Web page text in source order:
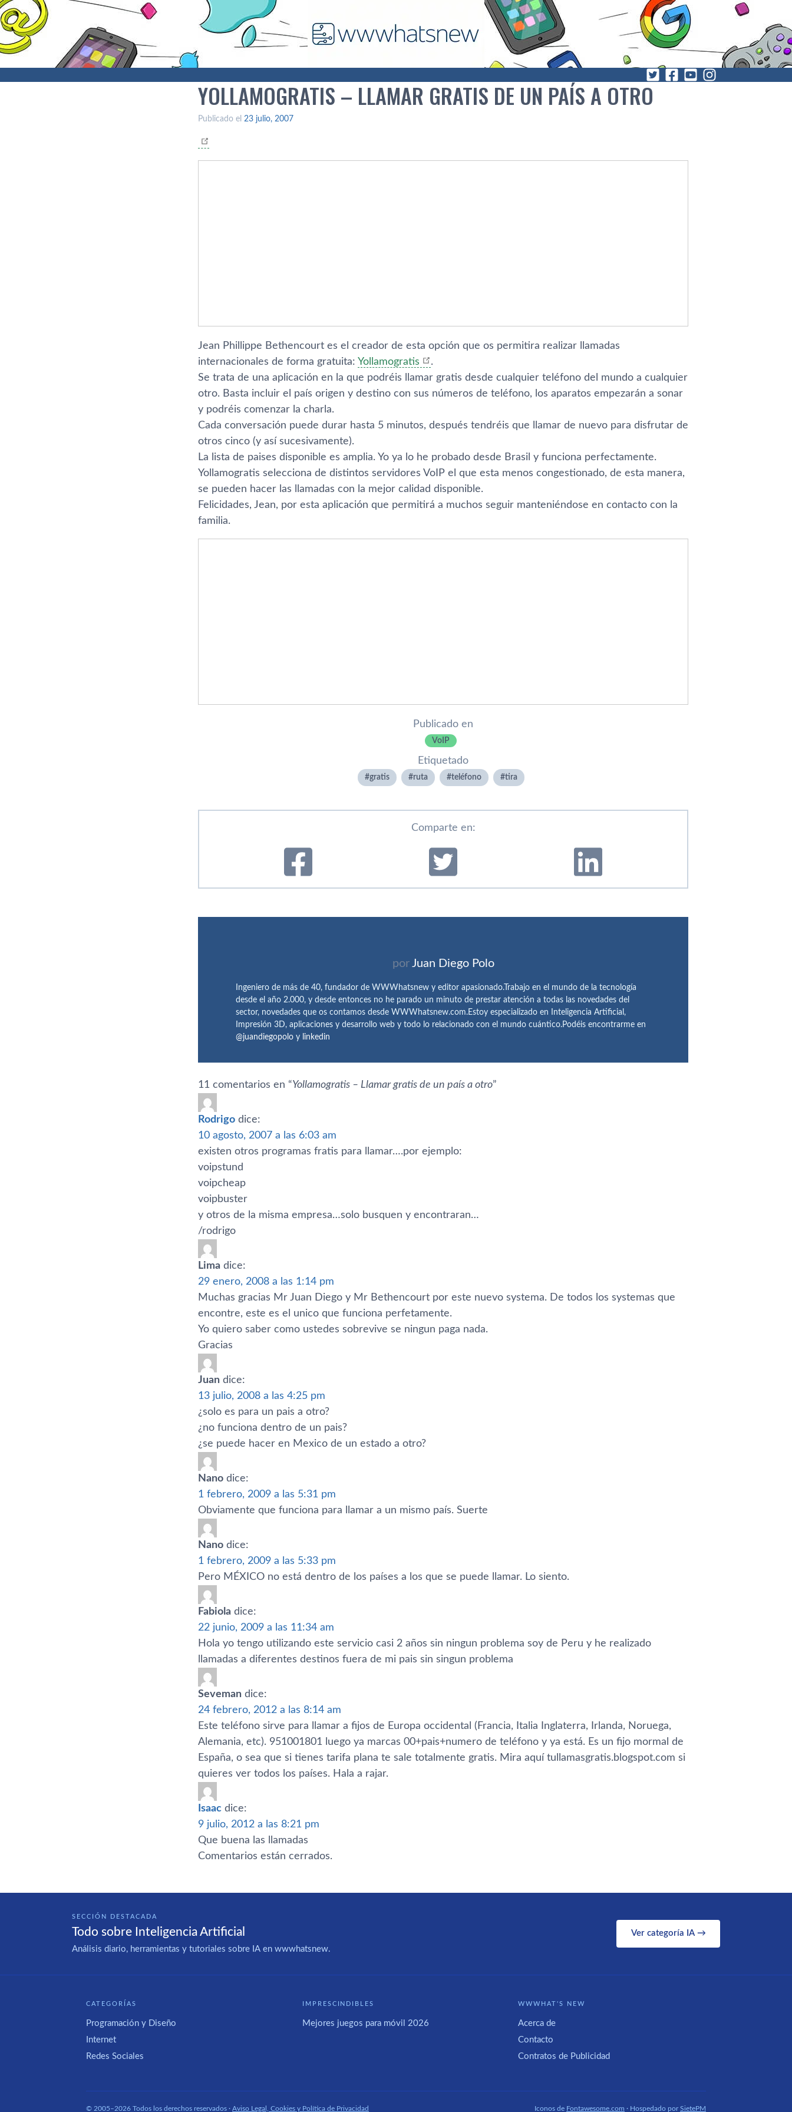
YOLLAMOGRATIS – LLAMAR GRATIS DE UN PAÍ­S A OTRO
Publicado el 23 julio, 2007
Jean Phillippe Bethencourt es el creador de esta opción que os permitira realizar llamadas
internacionales de forma gratuita: Yollamogratis
.
Se trata de una aplicación en la que podréis llamar gratis desde cualquier teléfono del mundo a cualquier
otro. Basta incluir el paí­s origen y destino con sus números de teléfono, los aparatos empezarán a sonar
y podréis comenzar la charla.
Cada conversación puede durar hasta 5 minutos, después tendréis que llamar de nuevo para disfrutar de
otros cinco (y así­ sucesivamente).
La lista de paises disponible es amplia. Yo ya lo he probado desde Brasil y funciona perfectamente.
Yollamogratis selecciona de distintos servidores VoIP el que esta menos congestionado, de esta manera,
se pueden hacer las llamadas con la mejor calidad disponible.
Felicidades, Jean, por esta aplicación que permitirá a muchos seguir manteniéndose en contacto con la
familia.
Publicado en
VoIP
Etiquetado
gratis ruta teléfono tira
Comparte en:
por Juan Diego Polo
Ingeniero de más de 40, fundador de WWWhatsnew y editor apasionado.Trabajo en el mundo de la tecnología
desde el año 2.000, y desde entonces no he parado un minuto de prestar atención a todas las novedades del
sector, novedades que os contamos desde WWWhatsnew.com.Estoy especializado en Inteligencia Artificial,
Impresión 3D, aplicaciones y desarrollo web y todo lo relacionado con el mundo cuántico.Podéis encontrarme en
@juandiegopolo y linkedin
11 comentarios en “Yollamogratis – Llamar gratis de un paí­s a otro”
Rodrigo dice:
10 agosto, 2007 a las 6:03 am
existen otros programas fratis para llamar….por ejemplo:
voipstund
voipcheap
voipbuster
y otros de la misma empresa…solo busquen y encontraran…
/rodrigo
Lima dice:
29 enero, 2008 a las 1:14 pm
Muchas gracias Mr Juan Diego y Mr Bethencourt por este nuevo systema. De todos los systemas que
encontre, este es el unico que funciona perfetamente.
Yo quiero saber como ustedes sobrevive se ningun paga nada.
Gracias
Juan dice:
13 julio, 2008 a las 4:25 pm
¿solo es para un pais a otro?
¿no funciona dentro de un pais?
¿se puede hacer en Mexico de un estado a otro?
Nano dice:
1 febrero, 2009 a las 5:31 pm
Obviamente que funciona para llamar a un mismo paí­s. Suerte
Nano dice:
1 febrero, 2009 a las 5:33 pm
Pero MÉXICO no está dentro de los paí­ses a los que se puede llamar. Lo siento.
Fabiola dice:
22 junio, 2009 a las 11:34 am
Hola yo tengo utilizando este servicio casi 2 años sin ningun problema soy de Peru y he realizado
llamadas a diferentes destinos fuera de mi pais sin singun problema
Seveman dice:
24 febrero, 2012 a las 8:14 am
Este teléfono sirve para llamar a fijos de Europa occidental (Francia, Italia Inglaterra, Irlanda, Noruega,
Alemania, etc). 951001801 luego ya marcas 00+pais+numero de teléfono y ya está. Es un fijo mormal de
España, o sea que si tienes tarifa plana te sale totalmente gratis. Mira aquí­ tullamasgratis.blogspot.com si
quieres ver todos los paí­ses. Hala a rajar.
Isaac dice:
9 julio, 2012 a las 8:21 pm
Que buena las llamadas
Comentarios están cerrados.
SECCIÓN DESTACADA
Todo sobre Inteligencia Artificial
Análisis diario, herramientas y tutoriales sobre IA en wwwhatsnew.
Ver categoría IA →
CATEGORÍAS
Programación y Diseño
Internet
Redes Sociales
IMPRESCINDIBLES
Mejores juegos para móvil 2026
WWWHAT'S NEW
Acerca de
Contacto
Contratos de Publicidad
© 2005–2026 Todos los derechos reservados · Aviso Legal, Cookies y Política de Privacidad Iconos de Fontawesome.com · Hospedado porSietePM